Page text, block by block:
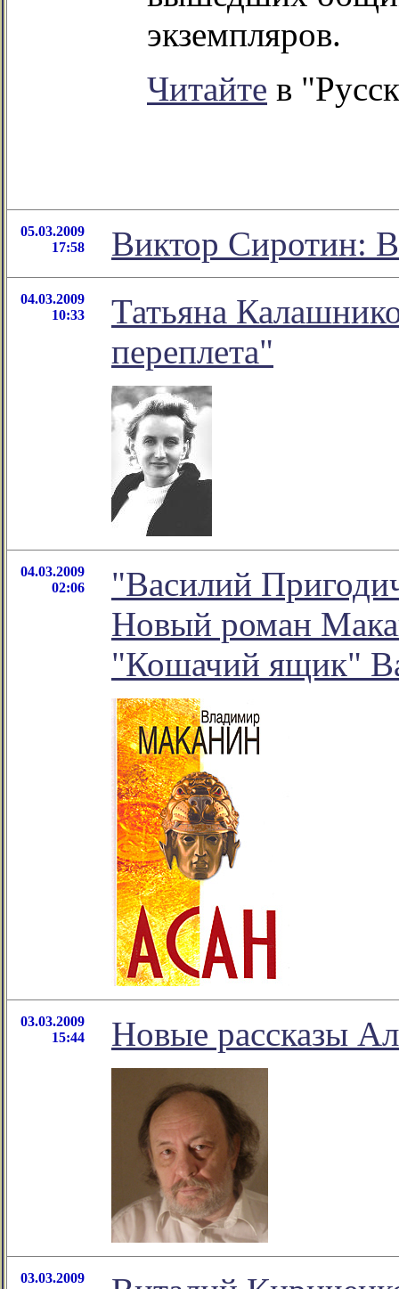
экземпляров.
Читайте в
05.03.2009
17:58
Виктор Сиротин:
04.03.2009
10:33
Татьяна
переплета"
04.03.2009
02:06
"Василий
Новый роман
"Кошачий ящик"
03.03.2009
15:44
Новые рассказы
03.03.2009